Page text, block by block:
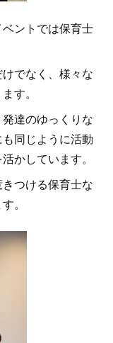
ントでは保育士
でなく、様々な
す。
達のゆっくりな
同じように活動
かしています。
つける保育士な
。